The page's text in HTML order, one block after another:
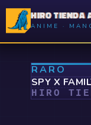
HIRO TIENDA
ANIME ·
RARO
SPY X
HIRO